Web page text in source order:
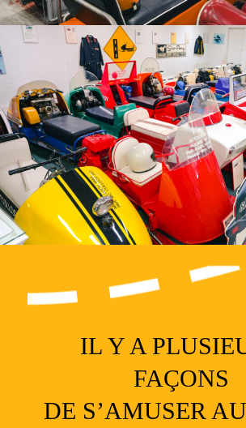
IL Y A
FAÇONS
DE S’AMUSER